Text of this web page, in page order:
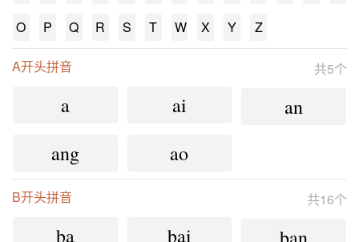
O
P Q R S T W X Y Z
共5个
A开头拼音
a ai
an
ang
ao
共16个
B开头拼音
ba bai